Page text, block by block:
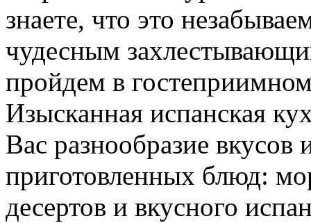
знаете, что это
чудесным
пройдем в
Изысканная испанская
Вас разнообразие
приготовленных блюд:
десертов и вкусного